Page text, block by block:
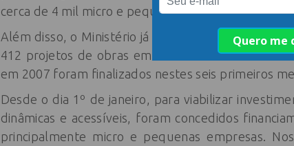
cerca de 4 mil micro e pequenos
Além disso, o Ministério já investiu, por meio de
412 projetos de obras em infraestrutura em 200
em 2007 foram finalizados nestes seis primeiros
Desde o dia 1º de janeiro, para viabilizar
dinâmicas e acessíveis, foram concedidos
principalmente micro e pequenas empresas.